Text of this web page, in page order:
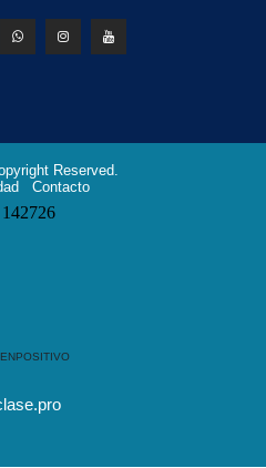
Reserved.
Contacto